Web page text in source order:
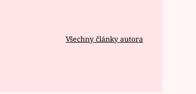
Všechny články autora